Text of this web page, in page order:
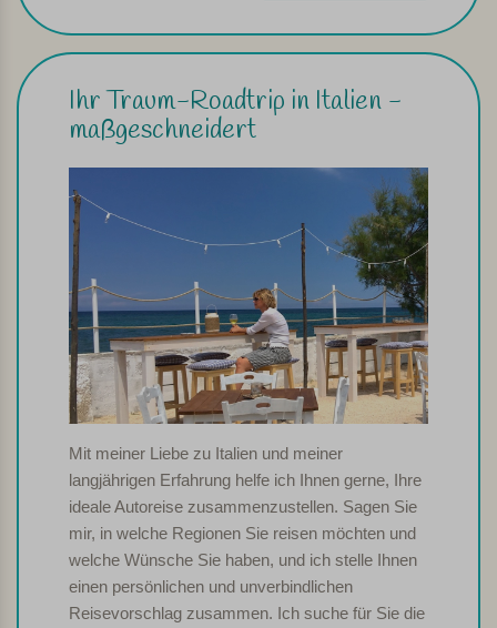
Ihr Traum-Roadtrip in Italien -
maßgeschneidert
Mit meiner Liebe zu Italien und meiner
langjährigen Erfahrung helfe ich Ihnen gerne, Ihre
ideale Autoreise zusammenzustellen. Sagen Sie
mir, in welche Regionen Sie reisen möchten und
welche Wünsche Sie haben, und ich stelle Ihnen
einen persönlichen und unverbindlichen
Reisevorschlag zusammen. Ich suche für Sie die